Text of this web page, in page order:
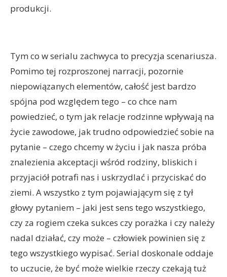
produkcji.
Tym co w serialu zachwyca to precyzja scenariusza.
Pomimo tej rozproszonej narracji, pozornie
niepowiązanych elementów, całość jest bardzo
spójna pod względem tego – co chce nam
powiedzieć, o tym jak relacje rodzinne wpływają na
życie zawodowe, jak trudno odpowiedzieć sobie na
pytanie – czego chcemy w życiu i jak nasza próba
znalezienia akceptacji wśród rodziny, bliskich i
przyjaciół potrafi nas i uskrzydlać i przyciskać do
ziemi. A wszystko z tym pojawiającym się z tył
głowy pytaniem – jaki jest sens tego wszystkiego,
czy za rogiem czeka sukces czy porażka i czy należy
nadal działać, czy może – człowiek powinien się z
tego wszystkiego wypisać. Serial doskonale oddaje
to uczucie, że być może wielkie rzeczy czekają tuż